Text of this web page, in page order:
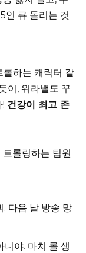
인 큐 돌리는 것
롤하는 캐릭터 같
이, 워라밸도 꾸
건강이 최고 존
롤링하는 팀원
. 다음 날 방송 망
니야. 마치 롤 생